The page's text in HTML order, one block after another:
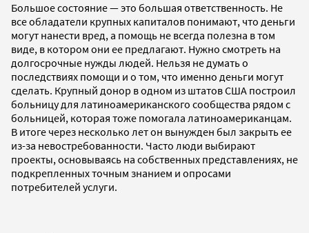
Большое состояние — это большая ответственность. Не
все обладатели крупных капиталов понимают, что деньги
могут нанести вред, а помощь не всегда полезна в том
виде, в котором они ее предлагают. Нужно смотреть на
долгосрочные нужды людей. Нельзя не думать о
последствиях помощи и о том, что именно деньги могут
сделать. Крупный донор в одном из штатов США построил
больницу для латиноамериканского сообщества рядом с
больницей, которая тоже помогала латиноамериканцам.
В итоге через несколько лет он вынужден был закрыть ее
из-за невостребованности. Часто люди выбирают
проекты, основываясь на собственных представлениях, не
подкрепленных точным знанием и опросами
потребителей услуги.